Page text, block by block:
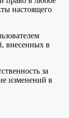
настоящего
внесенных в
за
изменений в